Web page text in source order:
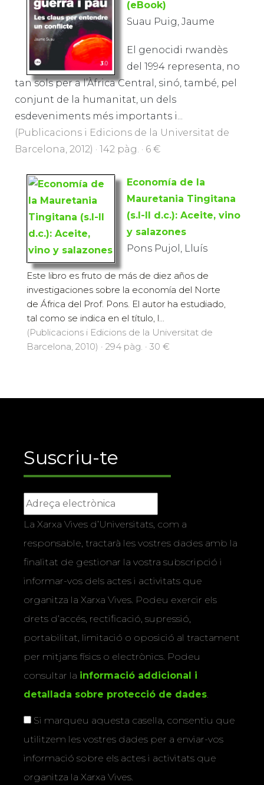
(eBook)
Suau Puig, Jaume
El genocidi rwandès
del 1994 representa, no
tan sols per a l’Àfrica Central, sinó, també, pel
conjunt de la humanitat, un dels
esdeveniments més importants i...
(Publicacions i Edicions de la Universitat de
Barcelona, 2012) · 142 pàg. · 6 €
Economía de la
Mauretania Tingitana
(s.I-II d.c.): Aceite, vino
y salazones
Pons Pujol, Lluís
Este libro es fruto de más de diez años de
investigaciones sobre la economía del Norte
de África del Prof. Pons. El autor ha estudiado,
tal como se indica en el título, l...
(Publicacions i Edicions de la Universitat de
Barcelona, 2010) · 294 pàg. · 30 €
Suscriu-te
La Xarxa Vives d’Universitats, com a
responsable, tractarà les vostres dades amb la
finalitat de gestionar la vostra subscripció i
informar-vos dels actes i activitats que
organitza la Xarxa Vives. Podeu exercir els
drets d’accés, rectificació, supressió,
portabilitat, limitació o oposició al tractament
per mitjans físics o electrònics. Podeu
consultar la informació addicional i
detallada sobre protecció de dades.
Si marqueu aquesta casella, consentiu que
utilitzem les vostres dades per a enviar-vos
informació sobre els actes i activitats que
organitza la Xarxa Vives.